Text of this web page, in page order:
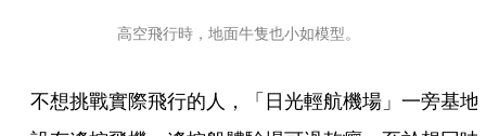
高空飛行時，地面牛隻也小如模型。
不想挑戰實際飛行的人，「日光輕航機場」一旁基地